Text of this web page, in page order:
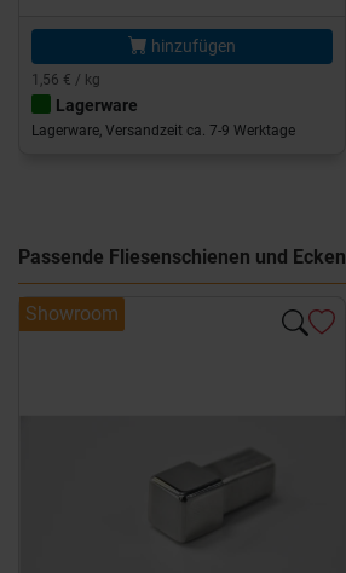
hinzufügen
1,56 € / kg
Lagerware
Lagerware, Versandzeit ca. 7-9 Werktage
Passende Fliesenschienen und Ecken
Showroom